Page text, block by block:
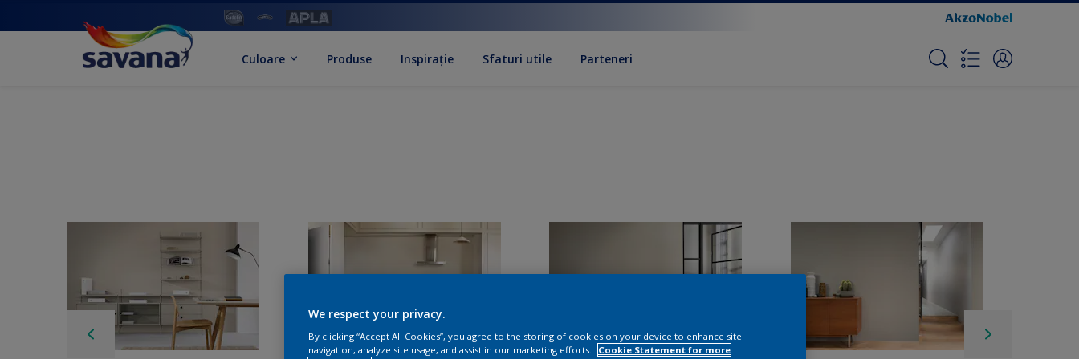
Culoare Produse Inspirație Sfaturi utile Parteneri
We respect your privacy.
By clicking “Accept All Cookies”, you agree to the storing of cookies on your device to enhance site
navigation, analyze site usage, and assist in our marketing efforts.
Cookie Statement for more